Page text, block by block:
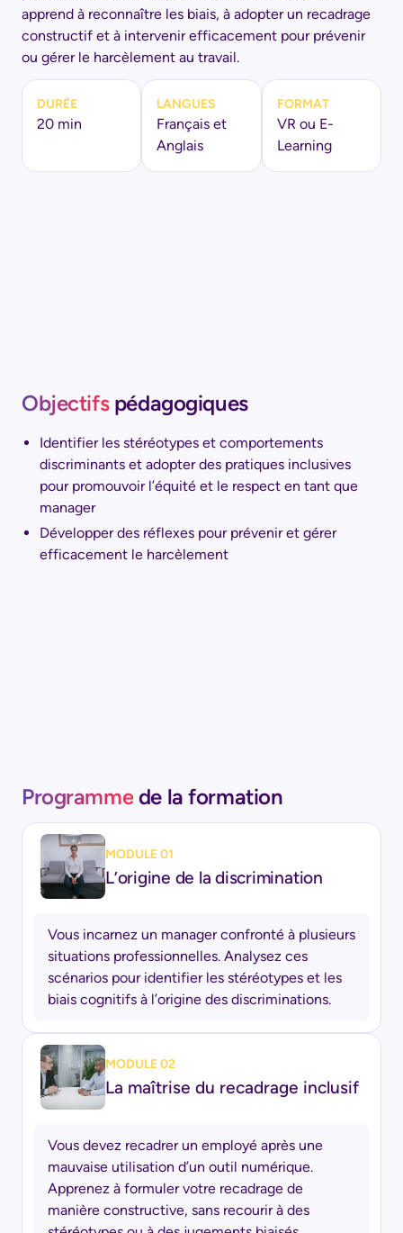
apprend à reconnaître les biais, à adopter un recadrage
constructif et à intervenir efficacement pour prévenir
ou gérer le harcèlement au travail.
DURÉE
20 min
LANGUES
Français et
Anglais
FORMAT
VR ou E-
Learning
Objectifs pédagogiques
Identifier les stéréotypes et comportements
discriminants et adopter des pratiques inclusives
pour promouvoir l’équité et le respect en tant que
manager
Développer des réflexes pour prévenir et gérer
efficacement le harcèlement
Programme de la formation
MODULE 01
L’origine de la discrimination
Vous incarnez un manager confronté à plusieurs
situations professionnelles. Analysez ces
scénarios pour identifier les stéréotypes et les
biais cognitifs à l’origine des discriminations.
MODULE 02
La maîtrise du recadrage inclusif
Vous devez recadrer un employé après une
mauvaise utilisation d’un outil numérique.
Apprenez à formuler votre recadrage de
manière constructive, sans recourir à des